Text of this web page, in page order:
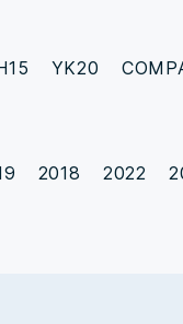
YK20
2018 2022